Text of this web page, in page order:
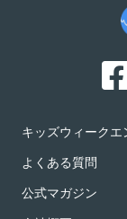
キッズウィークエ
よくある質問
公式マガジン